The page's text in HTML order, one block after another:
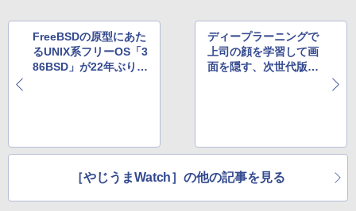
FreeBSDの原型にあた
るUNIX系フリーOS「3
86BSD」が22年ぶりに
ディープラーニングで
上司の顔を学習して画
面を隠す、次世代版
［やじうまWatch］の他の記事を見る